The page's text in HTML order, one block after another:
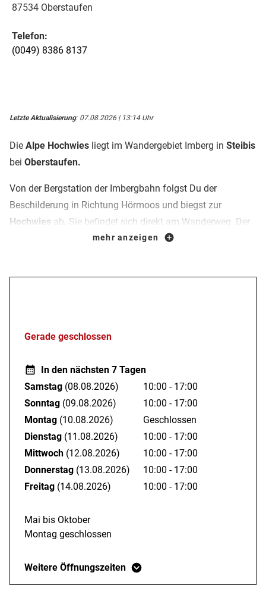
87534 Oberstaufen
Telefon:
(0049) 8386 8137
Letzte Aktualisierung: 07.08.2026 | 13:14 Uhr
Die Alpe Hochwies liegt im Wandergebiet Imberg in Steibis
bei Oberstaufen.
Von der Bergstation der Imbergbahn folgst Du der
Beschilderung in Richtung Hörmoos und biegst zur
Hochwies ab. Sie befindet sich direkt am Wanderweg. Der
Alperlebnispfad, ein Erlebniswanderweg für die ganze
grenzt direkt an die Sonnenterrasse an, so wird auch dem
Nach einem Besuch auf der Hochwieskannst Du Dich
gestärkt auf den Weiterweg machen.
mehr anzeigen
Gerade geschlossen
In den nächsten 7 Tagen
Samstag (08.08.2026)
10:00 - 17:00
Sonntag (09.08.2026)
10:00 - 17:00
Montag (10.08.2026)
Geschlossen
Dienstag (11.08.2026)
10:00 - 17:00
Mittwoch (12.08.2026)
10:00 - 17:00
Donnerstag (13.08.2026)
10:00 - 17:00
Freitag (14.08.2026) 10:00 - 17:00
Mai bis Oktober
Montag geschlossen
Weitere Öffnungszeiten